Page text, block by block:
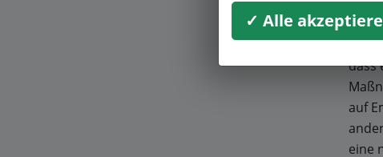
Der
dass
auf
eine
✓ Alle